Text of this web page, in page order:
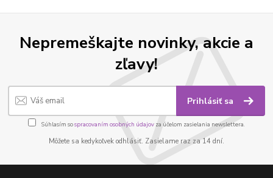
Nepremeškajte novinky, akcie a
zľavy!
Prihlásiť sa
Súhlasím sospracovaním osobných údajov za účelom zasielania newslettera.
Môžete sa kedykoľvek odhlásiť. Zasielame raz za 14 dní.